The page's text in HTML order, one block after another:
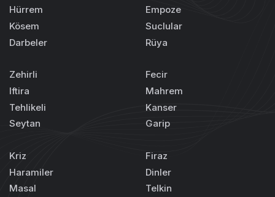
Hürrem
Kösem
Darbeler
Empoze
Suclular
Rüya
Zehirli
Iftira
Tehlikeli
Seytan
Fecir
Mahrem
Kanser
Garip
Kriz
Haramiler
Masal
Firaz
Dinler
Telkin